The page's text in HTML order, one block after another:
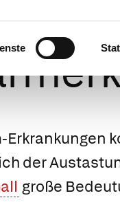
Erkrankungen
der
große